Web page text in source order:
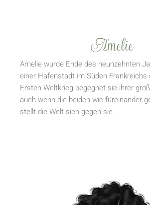
Amelie
Amelie wurde Ende des neunzehnten
einer Hafenstadt im Süden Frankreichs
Ersten Weltkrieg begegnet sie ihrer
auch wenn die beiden wie füreinander
stellt die Welt sich gegen sie.